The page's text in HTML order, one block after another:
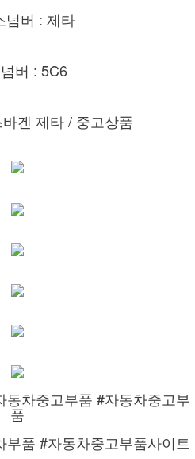
넘버 : 제타
버 : 5C6
겐 제타/ 중고상품
차중고부품 #자동차중고부
품
품 #자동차중고부품사이트